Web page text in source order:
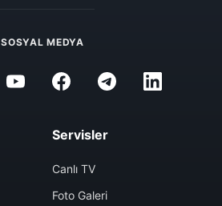
SOSYAL MEDYA
Servisler
Canlı TV
Foto Galeri